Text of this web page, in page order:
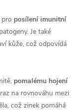
posílení imunitní
Je také
kůže, což odpovídá
pomalému hojení
na rovnováhu mezi
což zinek pomáhá